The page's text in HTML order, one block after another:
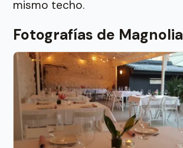
mismo techo.
Fotografías de Magnolia